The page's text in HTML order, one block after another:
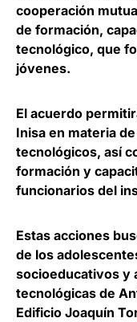
cooperación
de formación,
tecnológico, que
jóvenes.
El acuerdo
Inisa en materia
tecnológicos, así
formación y
funcionarios del
Estas acciones
de los
socioeducativos y
tecnológicas de
Edificio Joaquín